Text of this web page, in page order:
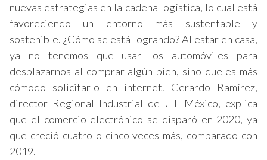
nuevas estrategias en la cadena logística, lo cual está
favoreciendo un entorno más sustentable y
sostenible. ¿Cómo se está logrando? Al estar en casa,
ya no tenemos que usar los automóviles para
desplazarnos al comprar algún bien, sino que es más
cómodo solicitarlo en internet. Gerardo Ramírez,
director Regional Industrial de JLL México, explica
que el comercio electrónico se disparó en 2020, ya
que creció cuatro o cinco veces más, comparado con
2019.